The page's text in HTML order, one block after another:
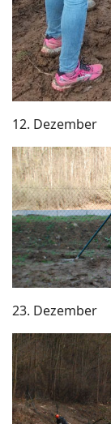
12. Dezember
23. Dezember